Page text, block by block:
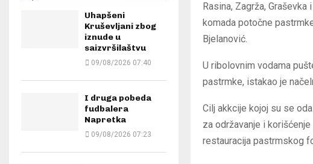
Rasina, Zagrža,
komada potočne
Bjelanović.
U ribolovnim vodama
pastrmke, istakao je
Cilj akkcije kojoj su se
za održavanje i
restauracija pastrmskog
Uhapšeni
Kruševljani zbog
iznude u
saizvršilaštvu
09/08/2026 07:40
I druga pobeda
fudbalera
Napretka
09/08/2026 07:23